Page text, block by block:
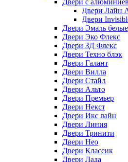
Двери с
Двери Лайн
Двери
Двери Эмаль белые
Двери Эко Флекс
Двери 3Д Флекс
Двери Техно блэк
Двери Галант
Двери Вилла
Двери Стайл
Двери Альто
Двери Премьер
Двери Некст
Двери Икс лайн
Двери Линия
Двери Тринити
Двери Нео
Двери Классик
Двери Лада